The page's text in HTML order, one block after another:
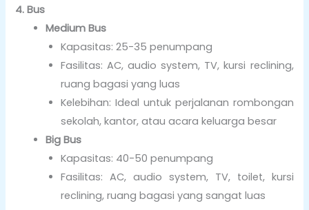
4. Bus
Medium Bus
Kapasitas: 25-35 penumpang
Fasilitas: AC, audio system, TV, kursi reclining,
ruang bagasi yang luas
Kelebihan: Ideal untuk perjalanan rombongan
sekolah, kantor, atau acara keluarga besar
Big Bus
Kapasitas: 40-50 penumpang
Fasilitas: AC, audio system, TV, toilet, kursi
reclining, ruang bagasi yang sangat luas